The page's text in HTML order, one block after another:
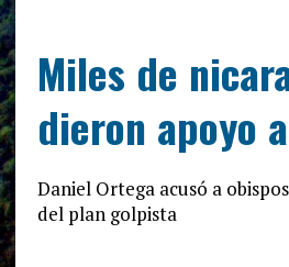
Miles de
dieron apoyo
Daniel Ortega acusó a
del plan golpista